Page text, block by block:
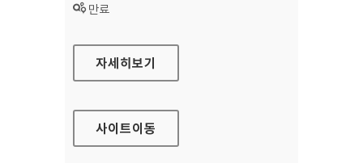
상태 :
만료
세상 임팩트 성과시스템 홈페이지
자세히보기
사이트이동